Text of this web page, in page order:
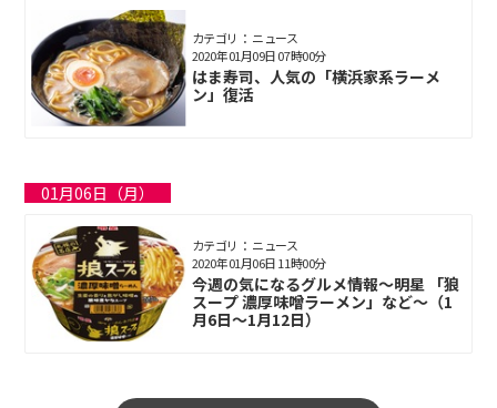
カテゴリ： ニュース
はま寿司、人気の「横浜家系ラーメ
ン」復活
2020年01月09日 07時00分
01月06日（月）
カテゴリ： ニュース
今週の気になるグルメ情報～明星 「狼
スープ 濃厚味噌ラーメン」など～（1
月6日～1月12日）
2020年01月06日 11時00分